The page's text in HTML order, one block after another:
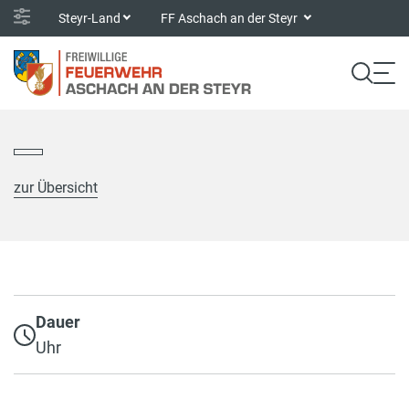
Steyr-Land FF Aschach an der Steyr
zur Übersicht
Dauer
Uhr